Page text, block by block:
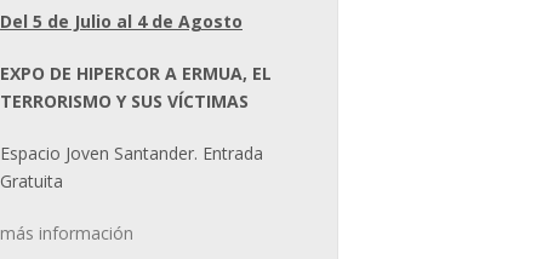
Del 5 de Julio al 4 de Agosto
EXPO DE HIPERCOR A ERMUA, EL
TERRORISMO Y SUS VÍCTIMAS
Espacio Joven Santander. Entrada
Gratuita
más información